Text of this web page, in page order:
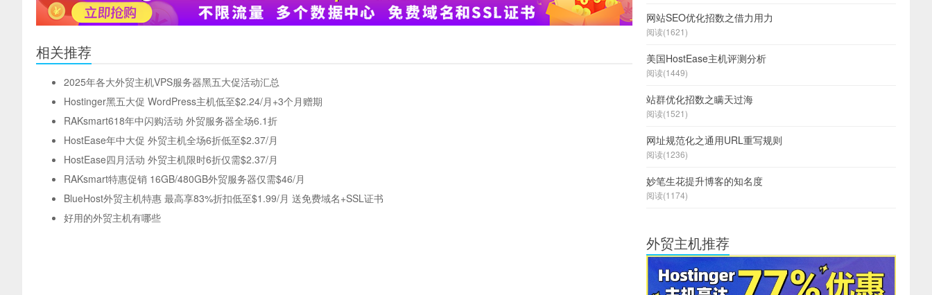
相关推荐
2025年各大外贸主机VPS服务器黑五大促活动汇总
Hostinger黑五大促 WordPress主机低至$2.24/月+3个月赠期
RAKsmart618年中闪购活动 外贸服务器全场6.1折
HostEase年中大促 外贸主机全场6折低至$2.37/月
HostEase四月活动 外贸主机限时6折仅需$2.37/月
RAKsmart特惠促销 16GB/480GB外贸服务器仅需$46/月
BlueHost外贸主机特惠 最高享83%折扣低至$1.99/月 送免费域名+SSL证书
好用的外贸主机有哪些
网站SEO优化招数之借力用力
阅读(1621)
美国HostEase主机评测分析
阅读(1449)
站群优化招数之瞒天过海
阅读(1521)
网址规范化之通用URL重写规则
阅读(1236)
妙笔生花提升博客的知名度
阅读(1174)
外贸主机推荐